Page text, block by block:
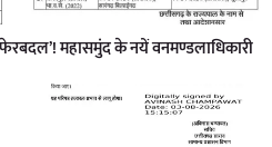
महासमुंद के नयें वनमण्डलाधिकारी